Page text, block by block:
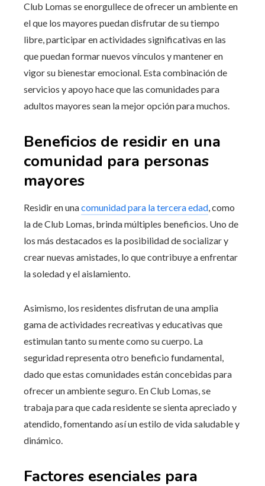
Club Lomas se enorgullece de ofrecer un ambiente en
el que los mayores puedan disfrutar de su tiempo
libre, participar en actividades significativas en las
que puedan formar nuevos vínculos y mantener en
vigor su bienestar emocional. Esta combinación de
servicios y apoyo hace que las comunidades para
adultos mayores sean la mejor opción para muchos.
Beneficios de residir en una
comunidad para personas
mayores
Residir en unacomunidad para la tercera edad, como
la de Club Lomas, brinda múltiples beneficios. Uno de
los más destacados es la posibilidad de socializar y
crear nuevas amistades, lo que contribuye a enfrentar
la soledad y el aislamiento.
Asimismo, los residentes disfrutan de una amplia
gama de actividades recreativas y educativas que
estimulan tanto su mente como su cuerpo. La
seguridad representa otro beneficio fundamental,
dado que estas comunidades están concebidas para
ofrecer un ambiente seguro. En Club Lomas, se
trabaja para que cada residente se sienta apreciado y
atendido, fomentando así un estilo de vida saludable y
dinámico.
Factores esenciales para